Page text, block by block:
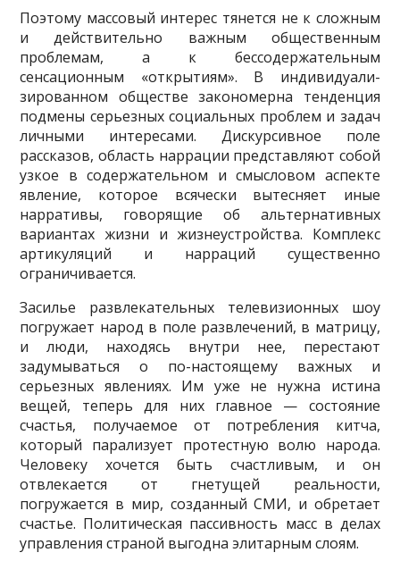
Поэтому массовый интерес тянется не к сложным
и действительно важным обще­ственным
проблемам, а к бессодержательным
сенсационным «открытиям». В индивидуали­
зированном обществе закономерна тенденция
подмены серьезных социальных проблем и задач
личными интересами. Дискурсивное поле
рассказов, область наррации представляют собой
узкое в содержательном и смысловом аспекте
явление, которое всячески вытесняет иные
нарративы, говорящие об альтернативных
вариантах жизни и жизнеустройства. Ком­плекс
артикуляций и нарраций существенно
ограничивается.
Засилье развлекательных телевизионных шоу
погружает народ в поле развлечений, в матрицу,
и люди, находясь внутри нее, перестают
задумываться о по-настоящему важных и
серьезных явлениях. Им уже не нужна истина
вещей, теперь для них главное — состояние
счастья, получаемое от потребления китча,
который парализует протестную волю народа.
Человеку хочется быть счастливым, и он
отвлекается от гнетущей реальности,
погружается в мир, созданный СМИ, и обретает
счастье. Политическая пассивность масс в делах
управле­ния страной выгодна элитарным слоям.